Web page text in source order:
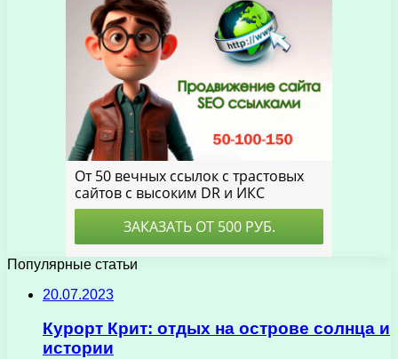
Популярные статьи
20.07.2023
Курорт Крит: отдых на острове солнца и
истории